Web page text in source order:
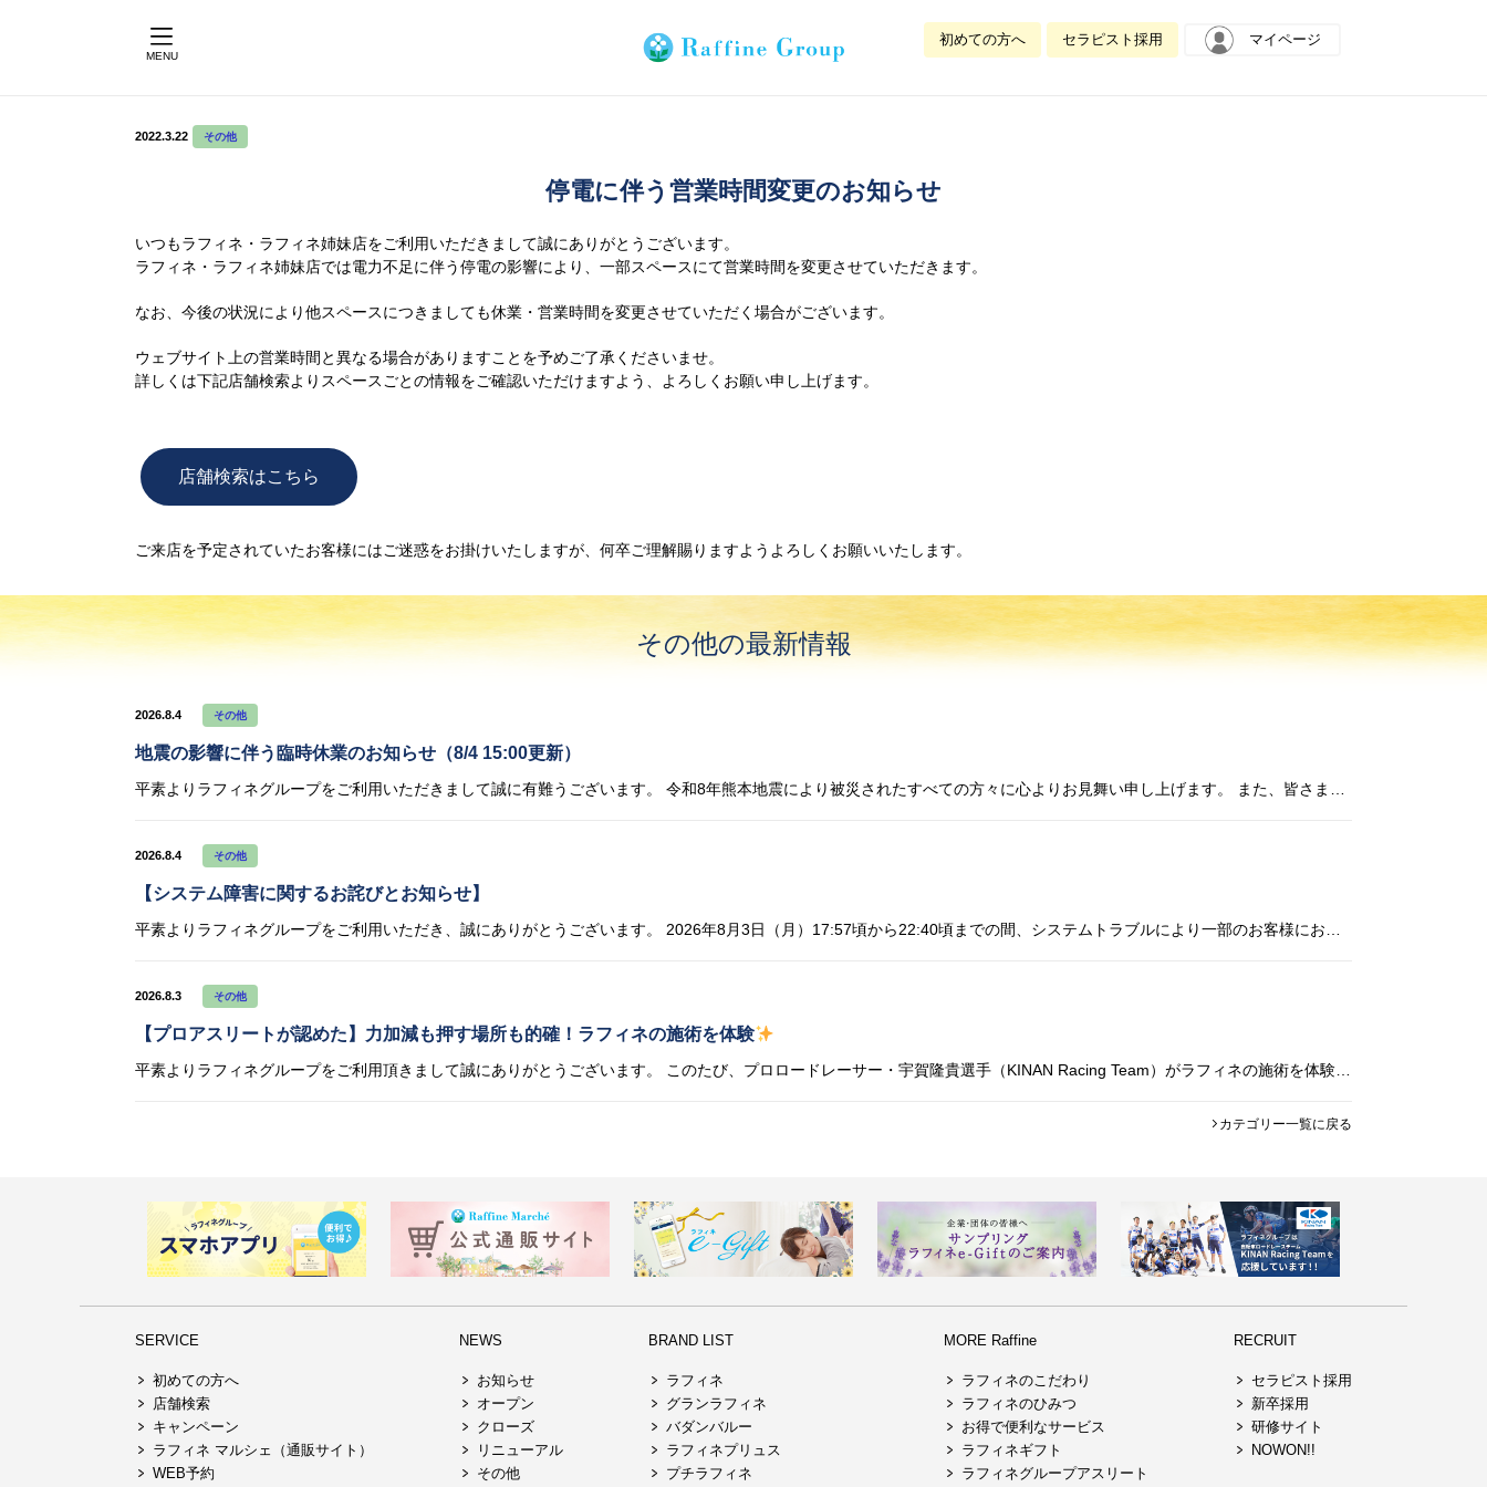
MENU
初めての方へ セラピスト採用 マイページ
2022.3.22 その他
停電に伴う営業時間変更のお知らせ
いつもラフィネ・ラフィネ姉妹店をご利用いただきまして誠にありがとうございます。
ラフィネ・ラフィネ姉妹店では電力不足に伴う停電の影響により、一部スペースにて営業時間を変更させていただきます。
なお、今後の状況により他スペースにつきましても休業・営業時間を変更させていただく場合がございます。
ウェブサイト上の営業時間と異なる場合がありますことを予めご了承くださいませ。
詳しくは下記店舗検索よりスペースごとの情報をご確認いただけますよう、よろしくお願い申し上げます。
店舗検索はこちら
ご来店を予定されていたお客様にはご迷惑をお掛けいたしますが、何卒ご理解賜りますようよろしくお願いいたします。
その他の最新情報
2026.8.4 その他
地震の影響に伴う臨時休業のお知らせ（8/4 15:00更新）
2026.8.4 その他
【システム障害に関するお詫びとお知らせ】
2026.8.3 その他
【プロアスリートが認めた】力加減も押す場所も的確！ラフィネの施術を体験
カテゴリー一覧に戻る
SERVICE
初めての方へ
店舗検索
キャンペーン
ラフィネ マルシェ（通販サイト）
WEB予約
NEWS
お知らせ
オープン
クローズ
リニューアル
その他
BRAND LIST
ラフィネ
グランラフィネ
バダンバルー
ラフィネプリュス
プチラフィネ
MORE Raffine
ラフィネのこだわり
ラフィネのひみつ
お得で便利なサービス
ラフィネギフト
ラフィネグループアスリート
RECRUIT
セラピスト採用
新卒採用
研修サイト
NOWON!!